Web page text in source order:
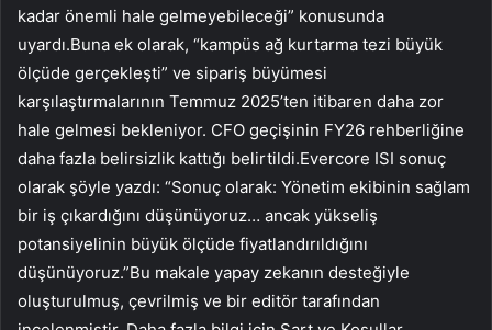
kadar önemli hale gelmeyebileceği” konusunda
uyardı.Buna ek olarak, “kampüs ağ kurtarma tezi büyük
ölçüde gerçekleşti” ve sipariş büyümesi
karşılaştırmalarının Temmuz 2025’ten itibaren daha zor
hale gelmesi bekleniyor. CFO geçişinin FY26 rehberliğine
daha fazla belirsizlik kattığı belirtildi.Evercore ISI sonuç
olarak şöyle yazdı: “Sonuç olarak: Yönetim ekibinin sağlam
bir iş çıkardığını düşünüyoruz… ancak yükseliş
potansiyelinin büyük ölçüde fiyatlandırıldığını
düşünüyoruz.”Bu makale yapay zekanın desteğiyle
oluşturulmuş, çevrilmiş ve bir editör tarafından